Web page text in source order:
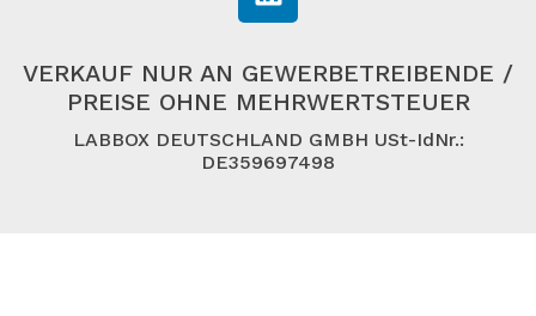
VERKAUF NUR AN GEWERBETREIBENDE /
PREISE OHNE MEHRWERTSTEUER
LABBOX DEUTSCHLAND GMBH USt-IdNr.:
DE359697498